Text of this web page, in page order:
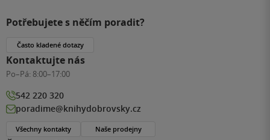
Potřebujete s něčím poradit?
Často kladené dotazy
Kontaktujte nás
Po–Pá: 8:00–17:00
542 220 320
poradime@knihydobrovsky.cz
Všechny kontakty Naše prodejny